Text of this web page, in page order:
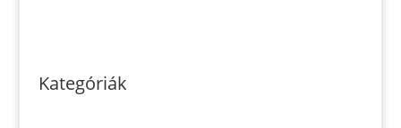
Kategóriák